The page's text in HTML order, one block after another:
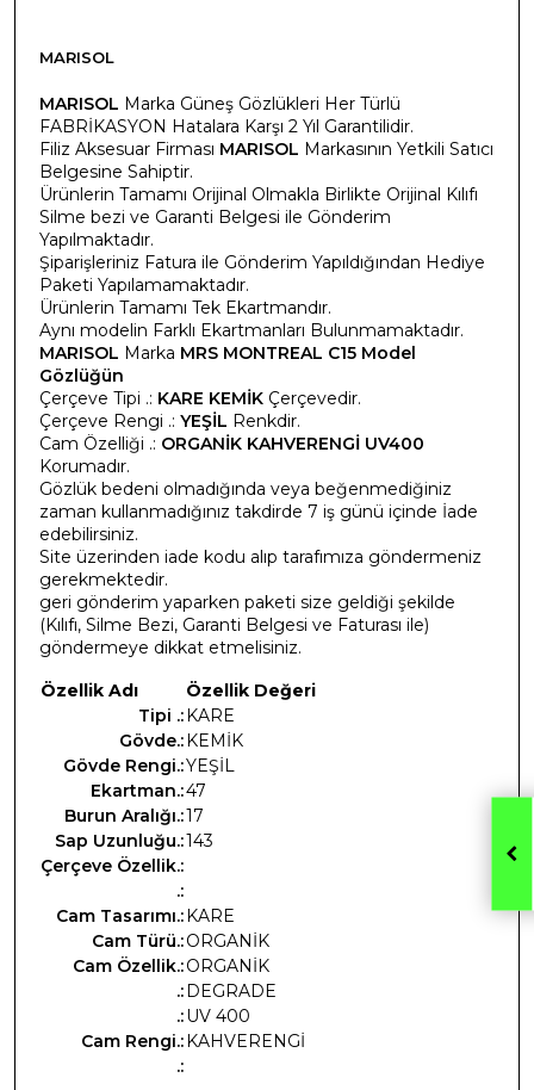
MARISOL
MARISOL Marka Güneş Gözlükleri Her Türlü
FABRİKASYON Hatalara Karşı 2 Yıl Garantilidir.
Filiz Aksesuar Firması MARISOL Markasının Yetkili Satıcı
Belgesine Sahiptir.
Ürünlerin Tamamı Orijinal Olmakla Birlikte Orijinal Kılıfı
Silme bezi ve Garanti Belgesi ile Gönderim
Yapılmaktadır.
Şiparişleriniz Fatura ile Gönderim Yapıldığından Hediye
Paketi Yapılamamaktadır.
Ürünlerin Tamamı Tek Ekartmandır.
Aynı modelin Farklı Ekartmanları Bulunmamaktadır.
MARISOL Marka MRS MONTREAL C15 Model
Gözlüğün
Çerçeve Tipi .: KARE KEMİK Çerçevedir.
Çerçeve Rengi .: YEŞİL Renkdir.
Cam Özelliği .: ORGANİK KAHVERENGİ UV400
Korumadır.
Gözlük bedeni olmadığında veya beğenmediğiniz
zaman kullanmadığınız takdirde 7 iş günü içinde İade
edebilirsiniz.
Site üzerinden iade kodu alıp tarafımıza göndermeniz
gerekmektedir.
geri gönderim yaparken paketi size geldiği şekilde
(Kılıfı, Silme Bezi, Garanti Belgesi ve Faturası ile)
göndermeye dikkat etmelisiniz.
Özellik Adı
Özellik Değeri
Tipi .:KARE
Gövde.:KEMİK
Gövde Rengi.:YEŞİL
Ekartman.:47
Burun Aralığı.:17
Sap Uzunluğu.:143
Çerçeve Özellik.:
.:
Cam Tasarımı.:KARE
Cam Türü.:ORGANİK
Cam Özellik.:ORGANİK
.:DEGRADE
.:UV 400
Cam Rengi.:KAHVERENGİ
.: